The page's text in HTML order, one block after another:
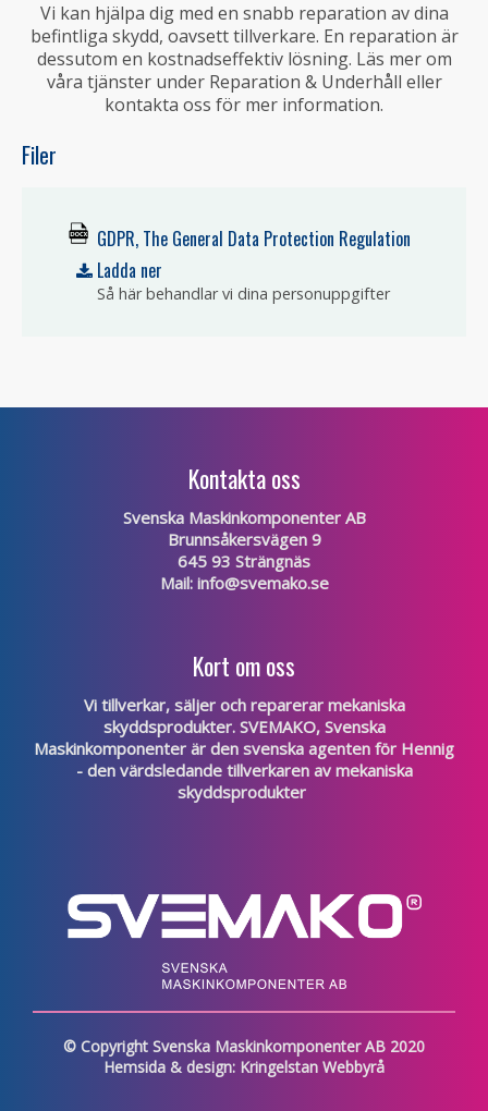
Vi kan hjälpa dig med en snabb reparation av dina
befintliga skydd, oavsett tillverkare. En reparation är
dessutom en kostnadseffektiv lösning. Läs mer om
våra tjänster under Reparation & Underhåll eller
kontakta oss för mer information.
Filer
GDPR, The General Data Protection Regulation
Ladda ner
Så här behandlar vi dina personuppgifter
Kontakta oss
Svenska Maskinkomponenter AB
Brunnsåkersvägen 9
645 93 Strängnäs
Mail: info@svemako.se
Kort om oss
Vi tillverkar, säljer och reparerar mekaniska
skyddsprodukter. SVEMAKO, Svenska
Maskinkomponenter är den svenska agenten för Hennig
- den värdsledande tillverkaren av mekaniska
skyddsprodukter
© Copyright Svenska Maskinkomponenter AB 2020
Hemsida & design: Kringelstan Webbyrå